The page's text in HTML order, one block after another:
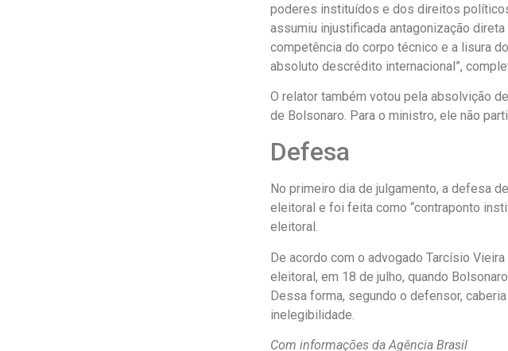
poderes instituídos e dos direitos
assumiu injustificada antagonização
competência do corpo técnico e a lisura
absoluto descrédito internacional”,
O relator também votou pela absolvição
de Bolsonaro. Para o ministro, ele não
Defesa
No primeiro dia de julgamento, a defesa
eleitoral e foi feita como “contraponto
eleitoral.
De acordo com o advogado Tarcísio
eleitoral, em 18 de julho, quando
Dessa forma, segundo o defensor,
inelegibilidade.
Com informações da Agência Brasil